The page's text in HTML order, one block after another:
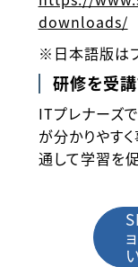
downloads/
※日本語版は
研修を受
ITプレナーズ
が分かりやす
通して学習を